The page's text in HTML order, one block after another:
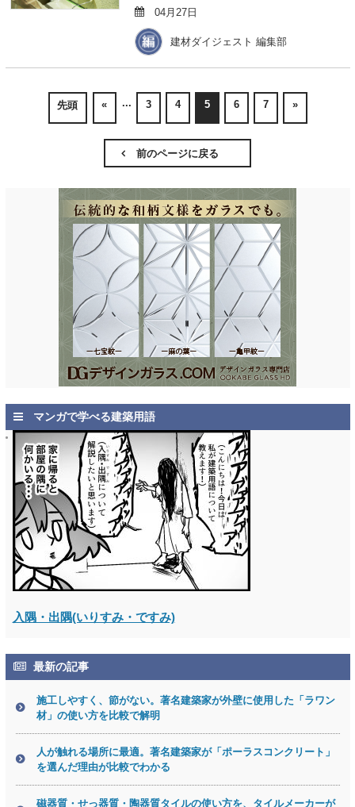
04月27日
建材ダイジェスト 編集部
先頭 « ... 3 4 5 6 7 »
前のページに戻る
マンガで学べる建築用語
入隅・出隅(いりすみ・ですみ)
最新の記事
施工しやすく、節がない。著名建築家が外壁に使用した「ラワン
材」の使い方を比較で解明
人が触れる場所に最適。著名建築家が「ポーラスコンクリート」
を選んだ理由が比較でわかる
磁器質・せっ器質・陶器質タイルの使い方を、タイルメーカーが